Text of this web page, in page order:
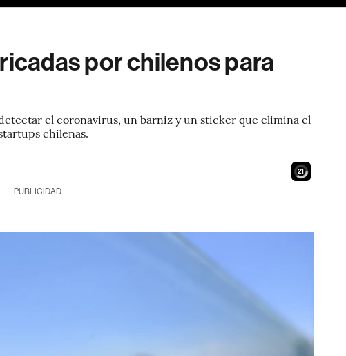
por chilenos para
el coronavirus, un barniz y un sticker que elimina el
chilenas.
19
PUBLICIDAD